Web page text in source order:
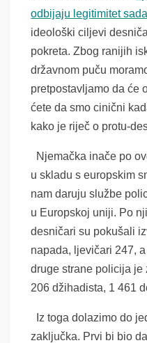
odbijaju legitimitet
ideološki ciljevi
pokreta. Zbog ranijih
državnom puču
pretpostavljamo da će
ćete da smo cinični
kako je riječ o protu-
Njemačka inače po
u skladu s europskim
nam daruju službe
u Europskoj uniji. Po
desničari su pokušali
napada, ljevičari 247,
druge strane policija je
206 džihadista, 1 461
Iz toga dolazimo do
zaključka. Prvi bi bio